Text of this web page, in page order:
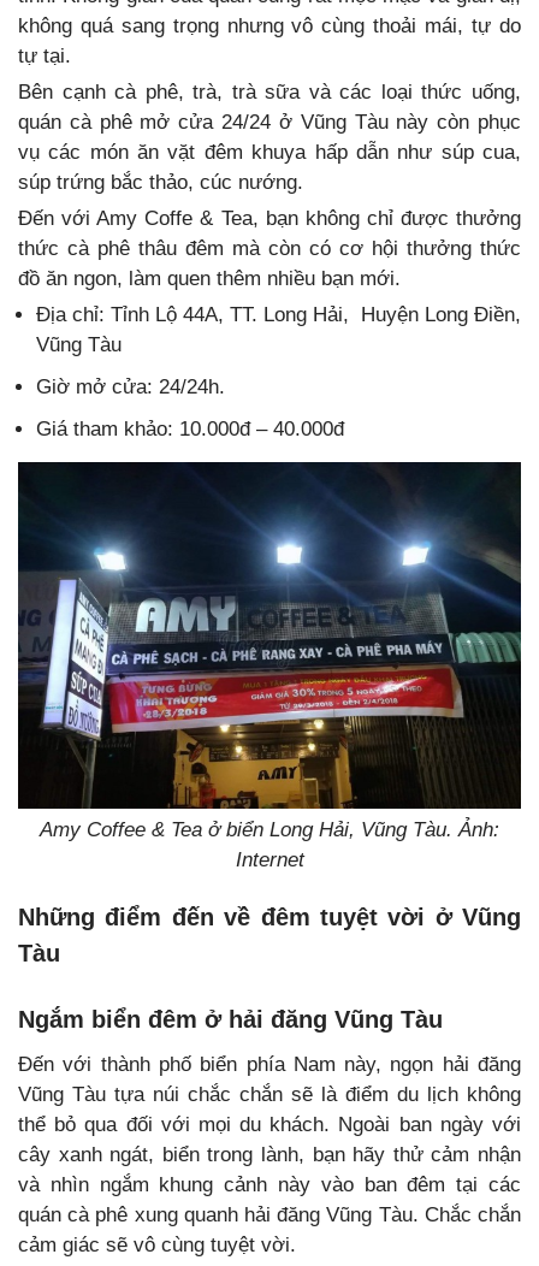
không quá sang trọng nhưng vô cùng thoải mái, tự do
tự tại.
Bên cạnh cà phê, trà, trà sữa và các loại thức uống,
quán cà phê mở cửa 24/24 ở Vũng Tàu này còn phục
vụ các món ăn vặt đêm khuya hấp dẫn như súp cua,
súp trứng bắc thảo, cúc nướng.
Đến với Amy Coffe & Tea, bạn không chỉ được thưởng
thức cà phê thâu đêm mà còn có cơ hội thưởng thức
đồ ăn ngon, làm quen thêm nhiều bạn mới.
Địa chỉ: Tỉnh Lộ 44A, TT. Long Hải, Huyện Long Điền,
Vũng Tàu
Giờ mở cửa: 24/24h.
Giá tham khảo: 10.000đ – 40.000đ
Amy Coffee & Tea ở biển Long Hải, Vũng Tàu. Ảnh:
Internet
Những điểm đến về đêm tuyệt vời ở Vũng
Tàu
Ngắm biển đêm ở hải đăng Vũng Tàu
Đến với thành phố biển phía Nam này, ngọn hải đăng
Vũng Tàu tựa núi chắc chắn sẽ là điểm du lịch không
thể bỏ qua đối với mọi du khách. Ngoài ban ngày với
cây xanh ngát, biển trong lành, bạn hãy thử cảm nhận
và nhìn ngắm khung cảnh này vào ban đêm tại các
quán cà phê xung quanh hải đăng Vũng Tàu. Chắc chắn
cảm giác sẽ vô cùng tuyệt vời.